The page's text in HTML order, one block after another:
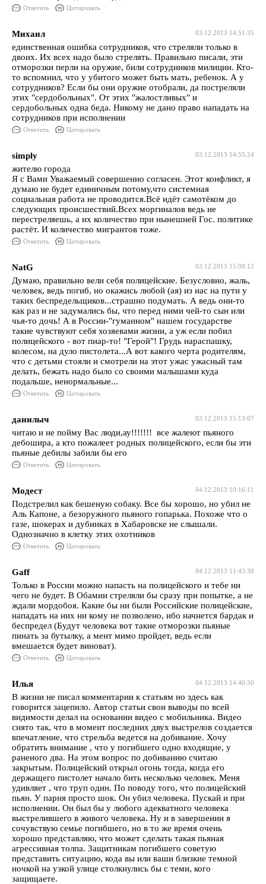
Ответить Цитировать
03.12.2013 14:51:35
Михаил
единственная ошибка сотрудников, что стреляли только в
двоих. Их всех надо было стрелять. Правильно писали, эти
отморозки перли на оружие, били сотрудников милиции. Кто-
то вспомнил, что у убитого может быть мать, ребенок. А у
сотрудников? Если бы они оружие отобрали, да постреляли
этих "сердобольных". От этих "жалостливых" и
сердобольных одна беда. Никому не дано право нападать на
сотрудников при исполнении
Ответить Цитировать
03.12.2013 14:55:24
simply
жителю города
Я с Вами Уважаемый совершенно согласен. Этот конфликт, я
думаю не будет единичным потому,что системная
социальная работа не проводится.Всё идёт самотёком до
следующих происшествий.Всех моргиналов ведь не
перестреляешь, а их количество при нынешней Гос. политике
растёт. И количество мигрантов тоже.
Ответить Цитировать
03.12.2013 15:08:12
NatG
Думаю, правильно вели себя полицейские. Безусловно, жаль,
человек, ведь погиб, но окажись любой (ая) из нас на пути у
таких беспредельщиков...страшно подумать. А ведь они-то
как раз и не задумались бы, что перед ними чей-то сын или
чья-то дочь! А в России-"гуманном" нашем государстве
такие чувствуют себя хозяевами жизни, а уж если побил
полицейского - вот пиар-то! "Герой"! Грудь нараспашку,
колесом, на дуло пистолета...А вот какого черта родителям,
что с детьми стояли и смотрели на этот ужас ужасный там
делать, бежать надо было со своими малышами куда
подальше, ненормальные...
Ответить Цитировать
03.12.2013 15:13:07
данилыч
читаю и не пойму Вас люди,ау!!!!!!! все жалеют пьяного
дебошира, а кто пожалеет родных полицейского, если бы эти
пьяные дебилы забили бы его
Ответить Цитировать
04.12.2013 10:16:11
Модест
Подстрелил как бешеную собаку. Все бы хорошо, но убил не
Аль Капоне, а безоружного пьяного гопарька. Похоже что о
газе, шокерах и дубинках в Хабаровске не слышали.
Однозначно в клетку этих охотников
Ответить Цитировать
04.12.2013 11:43:39
Gaff
Только в России можно напасть на полицейского и тебе ни
чего не будет. В Обамии стреляли бы сразу при попытке, а не
ждали мордобоя. Какие бы ни были Российские полицейские,
нападать на них ни кому не позволено, ибо начнется бардак и
беспредел (Будут человека вот такие отморозки пьяные
пинать за бутылку, а мент мимо пройдет, ведь если
вмешается будет виноват).
Ответить Цитировать
04.12.2013 14:40:30
Илья
В жизни не писал комментарии к статьям но здесь как
говорится зацепило. Автор статьи свои выводы по всей
видимости делал на основании видео с мобильника. Видео
снято так, что в момент последних двух выстрелов создается
впечатление, что стрельба ведется на добивание. Хочу
обратить внимание , что у погибшего одно входящие, у
раненого два. На этом вопрос по добиванию считаю
закрытым. Полицейский открыл огонь тогда, когда его
держащего пистолет начало бить несколько человек. Меня
удивляет , что труп один. По поводу того, что полицейский
пьян. У парня просто шок. Он убил человека. Пускай и при
исполнении. Он был бы у любого адекватного человека
выстрелившего в живого человека. Ну и в завершении я
сочувствую семье погибшего, но в то же время очень
хорошо представляю, что может сделать такая пьяная
агрессивная толпа. Защитникам погибшего советую
представить ситуацию, кода вы или ваши близкие темной
ночкой на узкой улице столкнулись бы с теми, кого
защищаете.